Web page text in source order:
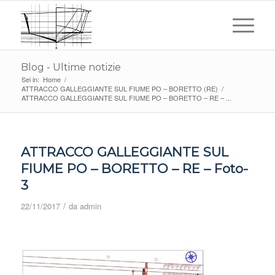
Blog - Ultime notizie
Sei in: Home /
ATTRACCO GALLEGGIANTE SUL FIUME PO – BORETTO (RE) /
ATTRACCO GALLEGGIANTE SUL FIUME PO – BORETTO – RE – ...
ATTRACCO GALLEGGIANTE SUL
FIUME PO – BORETTO – RE – Foto-
3
22/11/2017 / da admin